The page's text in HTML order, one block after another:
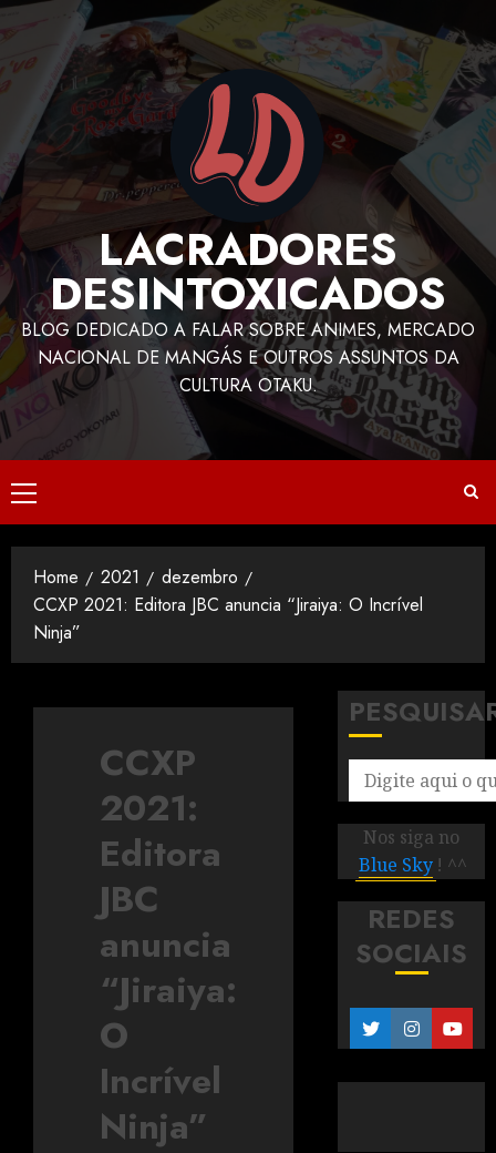
LACRADORES
DESINTOXICADOS
BLOG DEDICADO A FALAR SOBRE ANIMES, MERCADO
NACIONAL DE MANGÁS E OUTROS ASSUNTOS DA
CULTURA OTAKU.
Home 2021
dezembro
CCXP 2021: Editora JBC anuncia “Jiraiya: O Incrível
Ninja”
CCXP
2021:
Editora
JBC
anuncia
“Jiraiya:
O
Incrível
Ninja”
Nos siga no
Blue Sky ! ^^
REDES
SOCIAIS